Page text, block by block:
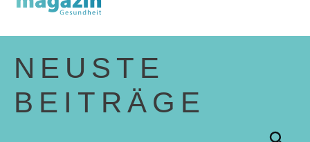
NEUSTE
BEITRÄGE